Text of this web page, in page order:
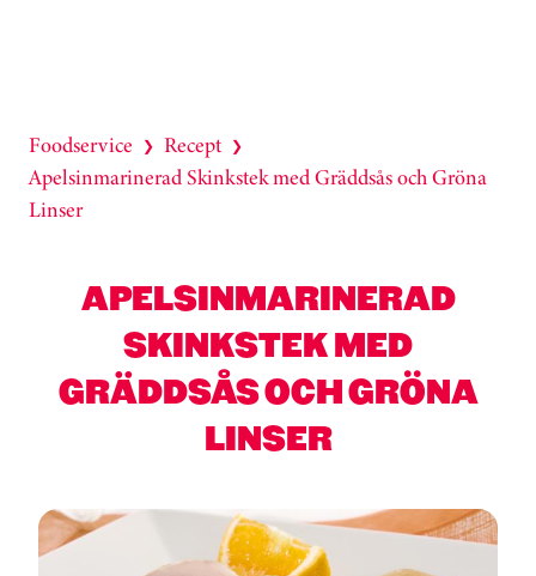
Foodservice ❯ Recept ❯
Apelsinmarinerad Skinkstek med Gräddsås och Gröna
Linser
APELSINMARINERAD
SKINKSTEK MED
GRÄDDSÅS OCH GRÖNA
LINSER